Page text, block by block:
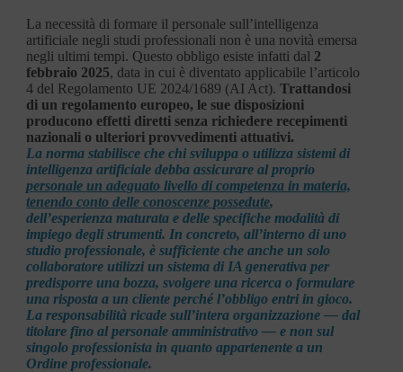
La necessità di formare il personale sull’intelligenza
artificiale negli studi professionali non è una novità emersa
negli ultimi tempi. Questo obbligo esiste infatti dal 2
febbraio 2025, data in cui è diventato applicabile l’articolo
4 del Regolamento UE 2024/1689 (AI Act).Trattandosi
di un regolamento europeo, le sue disposizioni
producono effetti diretti senza richiedere recepimenti
nazionali o ulteriori provvedimenti attuativi.
La norma stabilisce che chi sviluppa o utilizza sistemi di
intelligenza artificiale debba assicurare al proprio
personale un adeguato livello di competenza in materia,
tenendo conto delle conoscenze possedute,
dell’esperienza maturata e delle specifiche modalità di
impiego degli strumenti. In concreto, all’interno di uno
studio professionale, è sufficiente che anche un solo
collaboratore utilizzi un sistema di IA generativa per
predisporre una bozza, svolgere una ricerca o formulare
una risposta a un cliente perché l’obbligo entri in gioco.
La responsabilità ricade sull’intera organizzazione — dal
titolare fino al personale amministrativo — e non sul
singolo professionista in quanto appartenente a un
Ordine professionale.